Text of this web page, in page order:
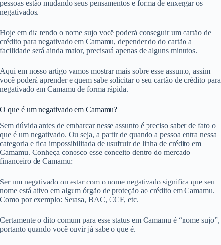
pessoas estão mudando seus pensamentos e forma de enxergar os
negativados.
Hoje em dia tendo o nome sujo você poderá conseguir um cartão de
crédito para negativado em Camamu, dependendo do cartão a
facilidade será ainda maior, precisará apenas de alguns minutos.
Aqui em nosso artigo vamos mostrar mais sobre esse assunto, assim
você poderá aprender e quem sabe solicitar o seu cartão de crédito para
negativado em Camamu de forma rápida.
O que é um negativado em Camamu?
Sem dúvida antes de embarcar nesse assunto é preciso saber de fato o
que é um negativado. Ou seja, a partir de quando a pessoa entra nessa
categoria e fica impossibilitada de usufruir de linha de crédito em
Camamu. Conheça conosco esse conceito dentro do mercado
financeiro de Camamu:
Ser um negativado ou estar com o nome negativado significa que seu
nome está ativo em algum órgão de proteção ao crédito em Camamu.
Como por exemplo: Serasa, BAC, CCF, etc.
Certamente o dito comum para esse status em Camamu é “nome sujo”,
portanto quando você ouvir já sabe o que é.